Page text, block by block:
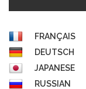
FRANÇAIS
DEUTSCH
JAPANESE
RUSSIAN